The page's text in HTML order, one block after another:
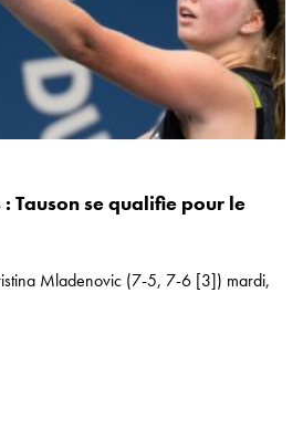
Tauson se qualifie pour le
Mladenovic (7-5, 7-6 [3]) mardi,